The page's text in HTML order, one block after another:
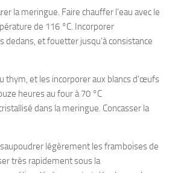
la meringue. Faire chauffer l’eau avec le
de 116 °C. Incorporer
dedans, et fouetter jusqu’à consistance
thym, et les incorporer aux blancs d’œufs
heures au four à 70 °C
dans la meringue. Concasser la
légèrement les framboises de
très rapidement sous la